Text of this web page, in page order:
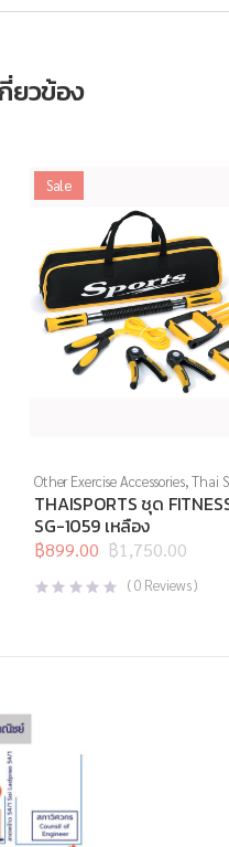
ยวข้อง
Sale
Other Exercise Accessories,Thai
Sports Brand,อุปกรณ์บริหารกาย
THAISPORTS ชุด
SG-1059 เหลือง
฿1,750.00
Original
price
was:
฿899.00
Current
price
is:
(0 Reviews )